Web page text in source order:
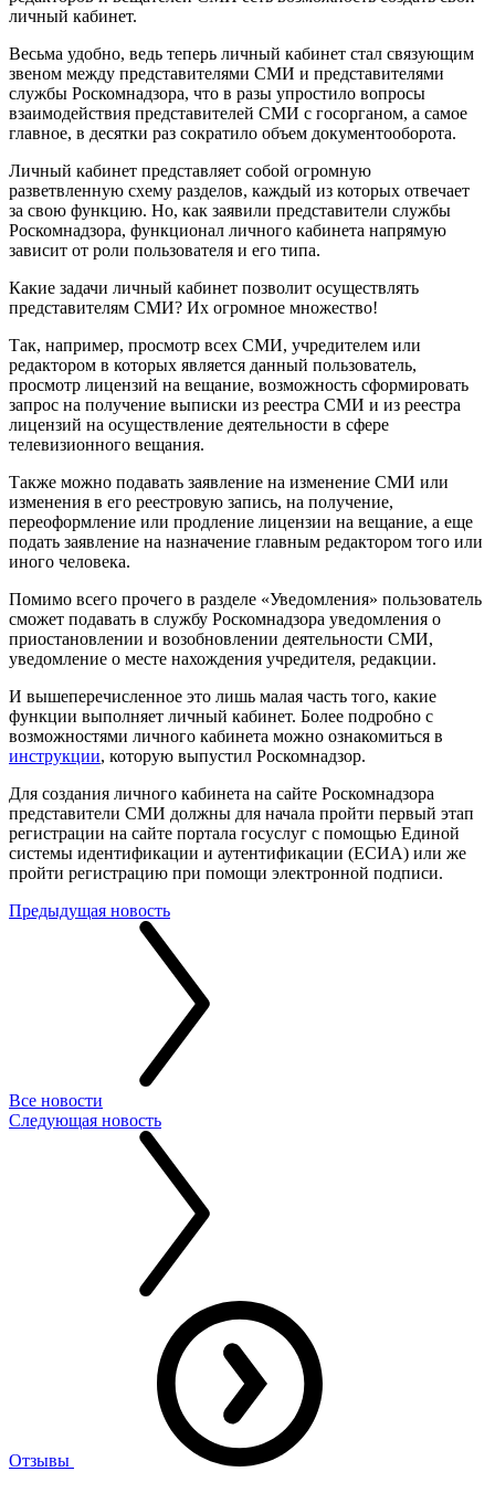
личный кабинет.
Весьма удобно, ведь теперь личный кабинет стал связующим
звеном между представителями СМИ и представителями
службы Роскомнадзора, что в разы упростило вопросы
взаимодействия представителей СМИ с госорганом, а самое
главное, в десятки раз сократило объем документооборота.
Личный кабинет представляет собой огромную
разветвленную схему разделов, каждый из которых отвечает
за свою функцию. Но, как заявили представители службы
Роскомнадзора, функционал личного кабинета напрямую
зависит от роли пользователя и его типа.
Какие задачи личный кабинет позволит осуществлять
представителям СМИ? Их огромное множество!
Так, например, просмотр всех СМИ, учредителем или
редактором в которых является данный пользователь,
просмотр лицензий на вещание, возможность сформировать
запрос на получение выписки из реестра СМИ и из реестра
лицензий на осуществление деятельности в сфере
телевизионного вещания.
Также можно подавать заявление на изменение СМИ или
изменения в его реестровую запись, на получение,
переоформление или продление лицензии на вещание, а еще
подать заявление на назначение главным редактором того или
иного человека.
Помимо всего прочего в разделе «Уведомления» пользователь
сможет подавать в службу Роскомнадзора уведомления о
приостановлении и возобновлении деятельности СМИ,
уведомление о месте нахождения учредителя, редакции.
И вышеперечисленное это лишь малая часть того, какие
функции выполняет личный кабинет. Более подробно с
возможностями личного кабинета можно ознакомиться в
инструкции, которую выпустил Роскомнадзор.
Для создания личного кабинета на сайте Роскомнадзора
представители СМИ должны для начала пройти первый этап
регистрации на сайте портала госуслуг с помощью Единой
системы идентификации и аутентификации (ЕСИА) или же
пройти регистрацию при помощи электронной подписи.
Предыдущая новость
Все новости
Следующая новость
Отзывы